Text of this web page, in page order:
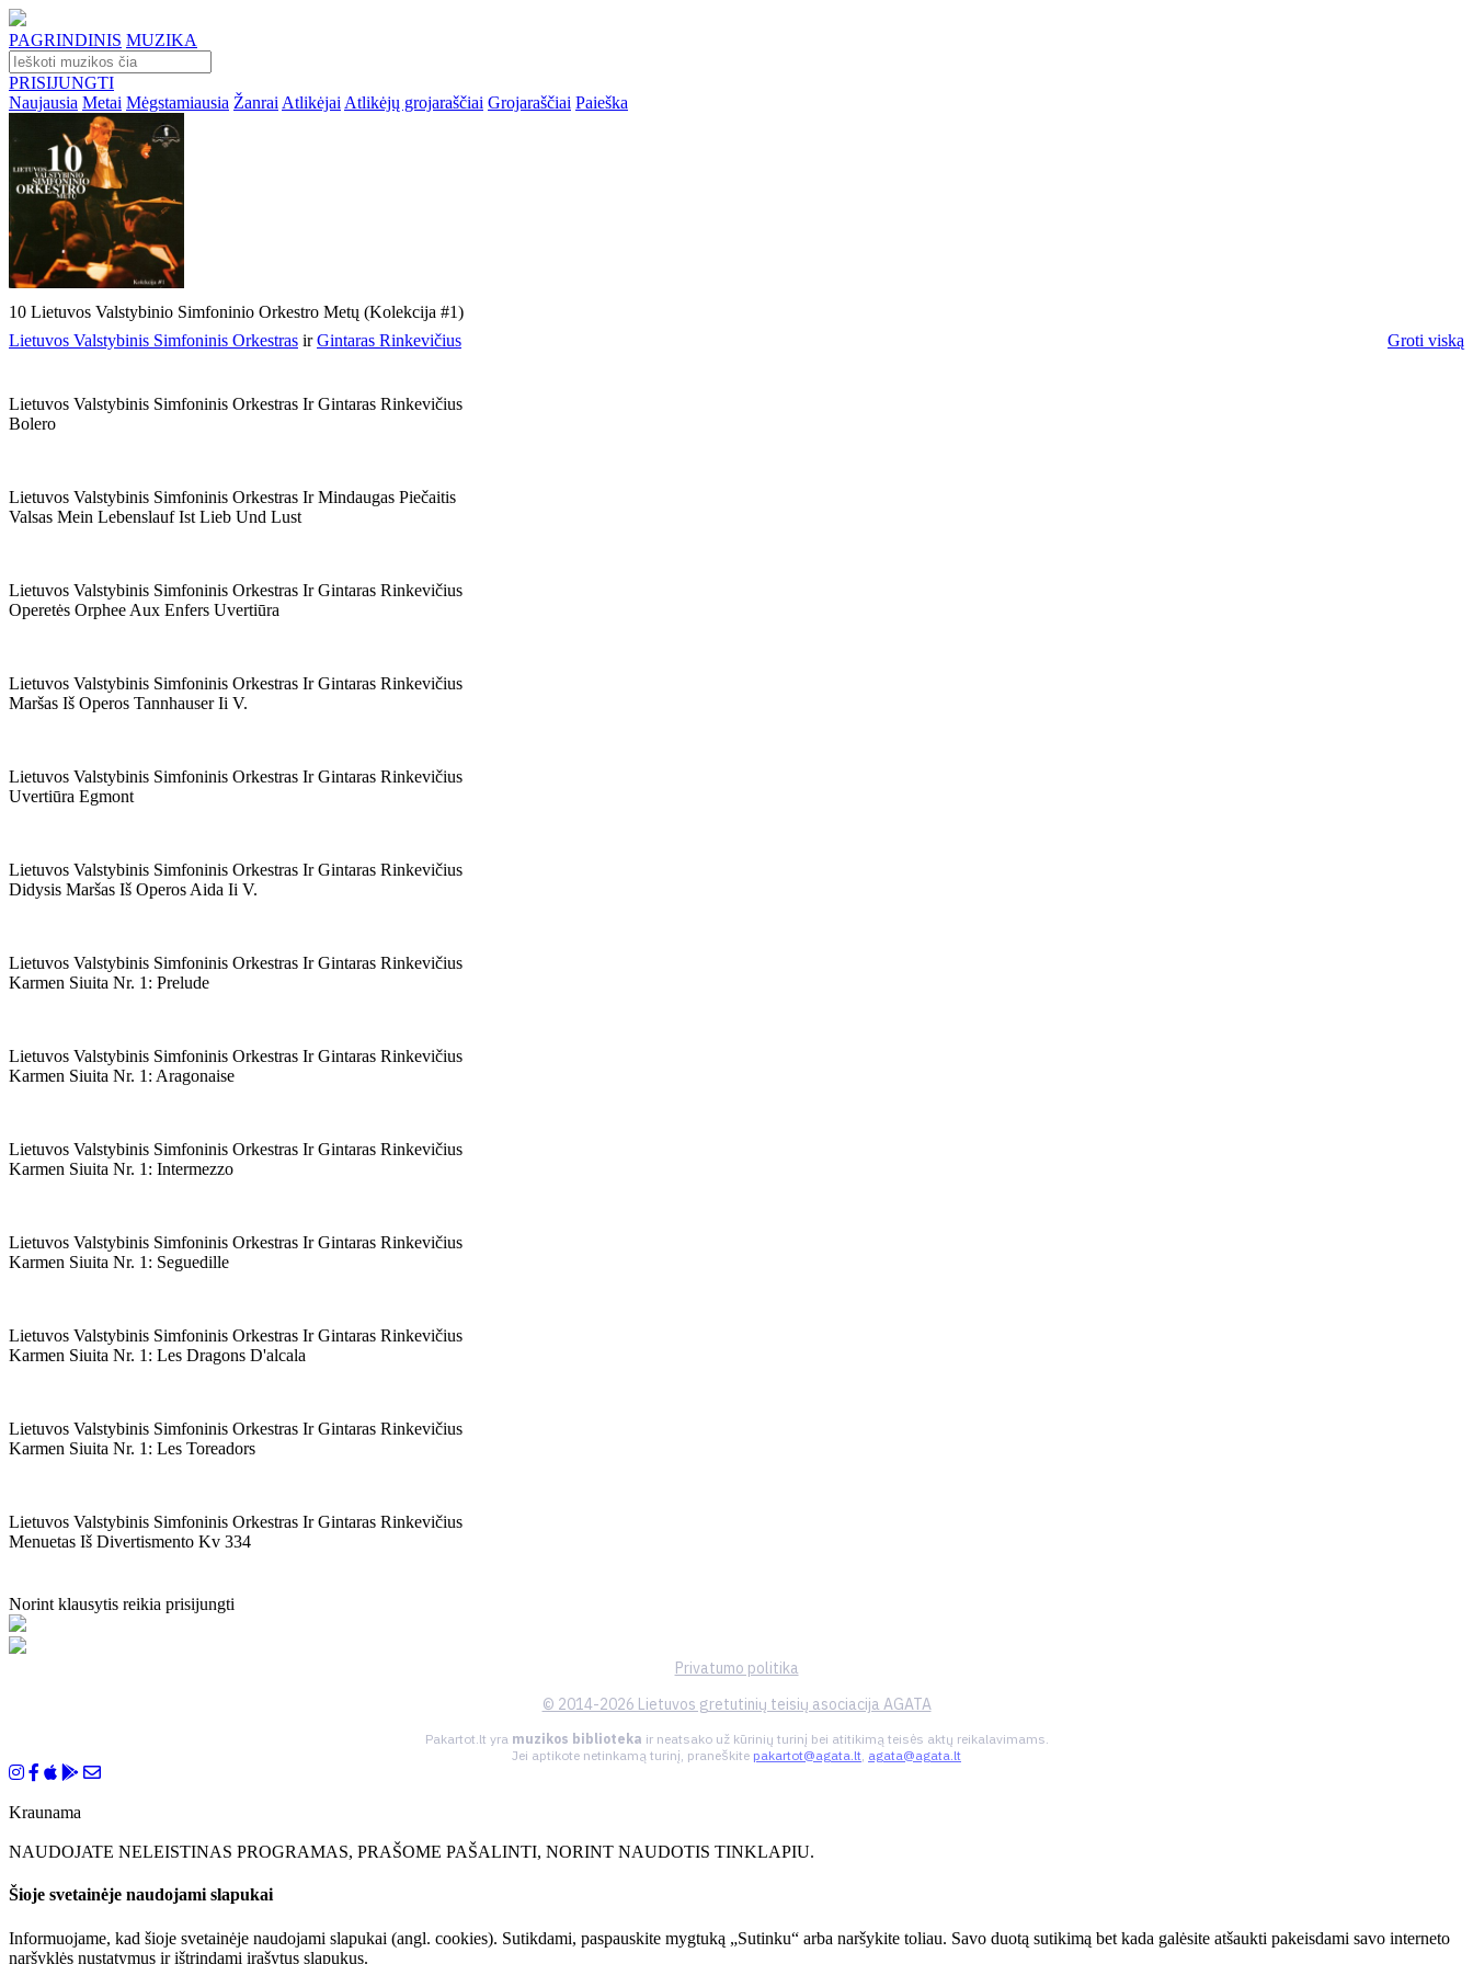
PAGRINDINIS MUZIKA
PRISIJUNGTI
Naujausia Metai Mėgstamiausia Žanrai Atlikėjai Atlikėjų grojaraščiai Grojaraščiai Paieška
10 Lietuvos Valstybinio Simfoninio Orkestro Metų (Kolekcija #1)
Lietuvos Valstybinis Simfoninis Orkestras irGintaras Rinkevičius Groti viską
Lietuvos Valstybinis Simfoninis Orkestras Ir Gintaras Rinkevičius
Bolero
Lietuvos Valstybinis Simfoninis Orkestras Ir Mindaugas Piečaitis
Valsas Mein Lebenslauf Ist Lieb Und Lust
Lietuvos Valstybinis Simfoninis Orkestras Ir Gintaras Rinkevičius
Operetės Orphee Aux Enfers Uvertiūra
Lietuvos Valstybinis Simfoninis Orkestras Ir Gintaras Rinkevičius
Maršas Iš Operos Tannhauser Ii V.
Lietuvos Valstybinis Simfoninis Orkestras Ir Gintaras Rinkevičius
Uvertiūra Egmont
Lietuvos Valstybinis Simfoninis Orkestras Ir Gintaras Rinkevičius
Didysis Maršas Iš Operos Aida Ii V.
Lietuvos Valstybinis Simfoninis Orkestras Ir Gintaras Rinkevičius
Karmen Siuita Nr. 1: Prelude
Lietuvos Valstybinis Simfoninis Orkestras Ir Gintaras Rinkevičius
Karmen Siuita Nr. 1: Aragonaise
Lietuvos Valstybinis Simfoninis Orkestras Ir Gintaras Rinkevičius
Karmen Siuita Nr. 1: Intermezzo
Lietuvos Valstybinis Simfoninis Orkestras Ir Gintaras Rinkevičius
Karmen Siuita Nr. 1: Seguedille
Lietuvos Valstybinis Simfoninis Orkestras Ir Gintaras Rinkevičius
Karmen Siuita Nr. 1: Les Dragons D'alcala
Lietuvos Valstybinis Simfoninis Orkestras Ir Gintaras Rinkevičius
Karmen Siuita Nr. 1: Les Toreadors
Lietuvos Valstybinis Simfoninis Orkestras Ir Gintaras Rinkevičius
Menuetas Iš Divertismento Kv 334
Norint klausytis reikia prisijungti
Privatumo politika
© 2014-2026 Lietuvos gretutinių teisių asociacija AGATA
Pakartot.lt yra muzikos biblioteka ir neatsako už kūrinių turinį bei atitikimą teisės aktų reikalavimams.
Jei aptikote netinkamą turinį, praneškite pakartot@agata.lt, agata@agata.lt
Kraunama
NAUDOJATE NELEISTINAS PROGRAMAS, PRAŠOME PAŠALINTI, NORINT NAUDOTIS TINKLAPIU.
Šioje svetainėje naudojami slapukai
Informuojame, kad šioje svetainėje naudojami slapukai (angl. cookies). Sutikdami, paspauskite mygtuką „Sutinku“ arba naršykite toliau. Savo duotą sutikimą bet kada galėsite atšaukti pakeisdami savo interneto
naršyklės nustatymus ir ištrindami įrašytus slapukus.